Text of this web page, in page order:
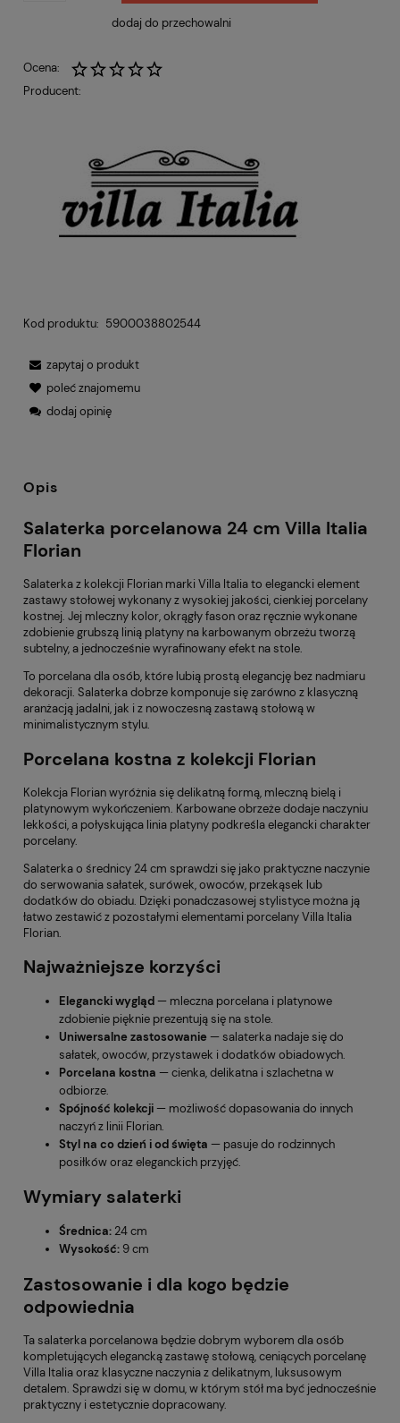
dodaj do przechowalni
Ocena:
Producent:
Kod produktu: 5900038802544
zapytaj o produkt
poleć znajomemu
dodaj opinię
Opis
Salaterka porcelanowa 24 cm Villa Italia
Florian
Salaterka z kolekcji Florian marki Villa Italia to elegancki element
zastawy stołowej wykonany z wysokiej jakości, cienkiej porcelany
kostnej. Jej mleczny kolor, okrągły fason oraz ręcznie wykonane
zdobienie grubszą linią platyny na karbowanym obrzeżu tworzą
subtelny, a jednocześnie wyrafinowany efekt na stole.
To porcelana dla osób, które lubią prostą elegancję bez nadmiaru
dekoracji. Salaterka dobrze komponuje się zarówno z klasyczną
aranżacją jadalni, jak i z nowoczesną zastawą stołową w
minimalistycznym stylu.
Porcelana kostna z kolekcji Florian
Kolekcja Florian wyróżnia się delikatną formą, mleczną bielą i
platynowym wykończeniem. Karbowane obrzeże dodaje naczyniu
lekkości, a połyskująca linia platyny podkreśla elegancki charakter
porcelany.
Salaterka o średnicy 24 cm sprawdzi się jako praktyczne naczynie
do serwowania sałatek, surówek, owoców, przekąsek lub
dodatków do obiadu. Dzięki ponadczasowej stylistyce można ją
łatwo zestawić z pozostałymi elementami porcelany Villa Italia
Florian.
Najważniejsze korzyści
Elegancki wygląd— mleczna porcelana i platynowe
zdobienie pięknie prezentują się na stole.
Uniwersalne zastosowanie— salaterka nadaje się do
sałatek, owoców, przystawek i dodatków obiadowych.
Porcelana kostna — cienka, delikatna i szlachetna w
odbiorze.
Spójność kolekcji— możliwość dopasowania do innych
naczyń z linii Florian.
Styl na co dzień i od święta — pasuje do rodzinnych
posiłków oraz eleganckich przyjęć.
Wymiary salaterki
Średnica: 24 cm
Wysokość: 9 cm
Zastosowanie i dla kogo będzie
odpowiednia
Ta salaterka porcelanowa będzie dobrym wyborem dla osób
kompletujących elegancką zastawę stołową, ceniących porcelanę
Villa Italia oraz klasyczne naczynia z delikatnym, luksusowym
detalem. Sprawdzi się w domu, w którym stół ma być jednocześnie
praktyczny i estetycznie dopracowany.